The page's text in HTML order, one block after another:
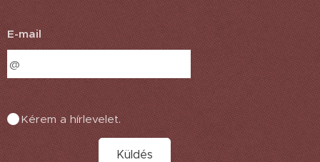
E-mail
Kérem a hírlevelet.
Küldés